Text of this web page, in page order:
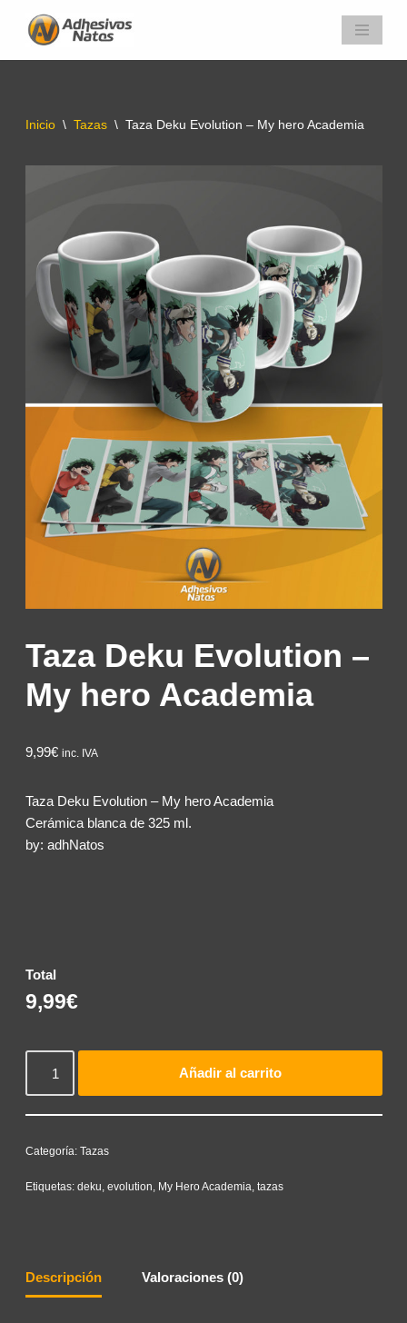
Saltar
Inicio \ Tazas \ Taza Deku Evolution – My hero Academia
Taza Deku Evolution –
My hero Academia
9,99€ inc. IVA
Taza Deku Evolution – My hero Academia
Cerámica blanca de 325 ml.
by: adhNatos
Total
9,99€
Añadir al carrito
Categoría: Tazas
Etiquetas: deku, evolution, My Hero Academia, tazas
Descripción Valoraciones (0)